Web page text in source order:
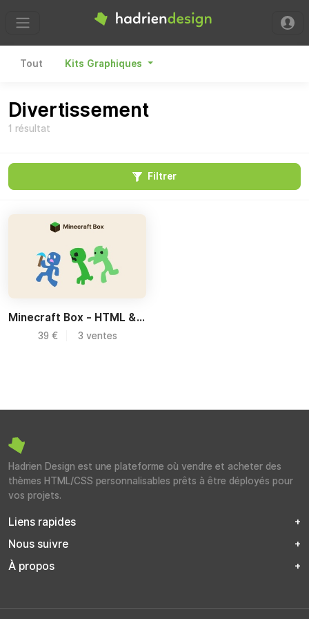
Hadrien Design
Tout Kits Graphiques
Divertissement
1 résultat
Filtrer
Minecraft Box - HTML & UI Kit
39 € 3 ventes
Hadrien Design est une plateforme où vendre et acheter des
thèmes HTML/CSS personnalisables prêts à être déployés pour
vos projets.
Liens rapides
Nous suivre
À propos